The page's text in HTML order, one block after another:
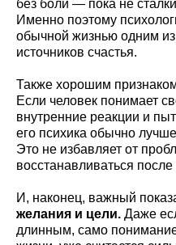
без боли — пока не
Именно поэтому
обычной жизнью одним
источников счастья.
Также хорошим
Если человек понимает
внутренние реакции и
его психика обычно
Это не избавляет от
восстанавливаться
И, наконец, важный
желания и цели. Даже
длинным, само понимание